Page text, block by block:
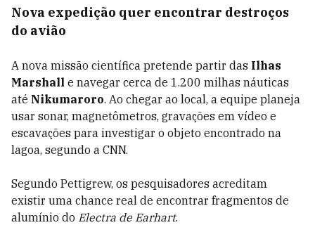
Nova expedição quer encontrar destroços
do avião
A nova missão científica pretende partir das Ilhas
Marshall e navegar cerca de 1.200 milhas náuticas
até Nikumaroro. Ao chegar ao local, a equipe planeja
usar sonar, magnetômetros, gravações em vídeo e
escavações para investigar o objeto encontrado na
lagoa, segundo a CNN.
Segundo Pettigrew, os pesquisadores acreditam
existir uma chance real de encontrar fragmentos de
alumínio do Electra de Earhart.